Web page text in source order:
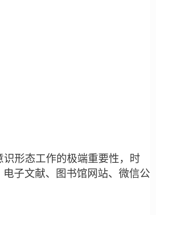
形态工作的极端重要性，时
子文献、图书馆网站、微信公